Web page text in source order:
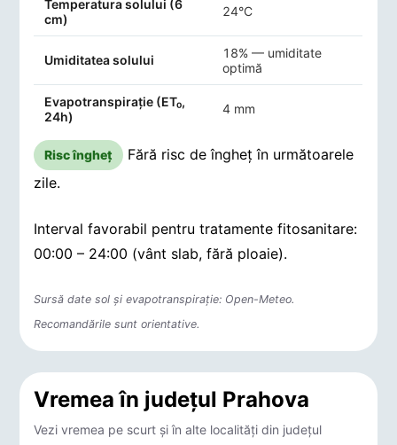
Temperatura solului (6
cm)
24°C
Umiditatea solului
18% — umiditate
optimă
Evapotranspirație (ET₀,
24h)
4 mm
Risc îngheț
Fără risc de îngheț în următoarele
zile.
Interval favorabil pentru tratamente fitosanitare:
00:00 – 24:00 (vânt slab, fără ploaie).
Sursă date sol și evapotranspirație: Open-Meteo.
Recomandările sunt orientative.
Vremea în județul Prahova
Vezi vremea pe scurt și în alte localități din județul